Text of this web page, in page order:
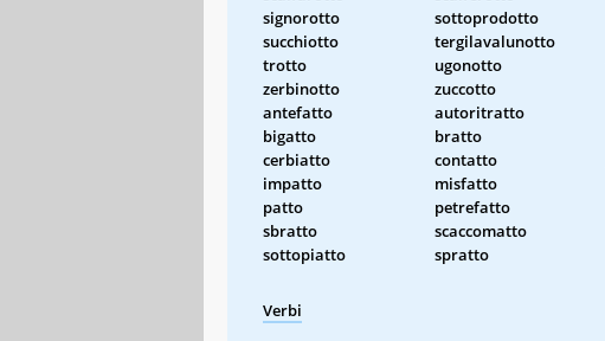
signorotto
sottoprodotto
succhiotto
tergilavalunotto
trotto
ugonotto
zerbinotto
zuccotto
antefatto
autoritratto
bigatto
bratto
cerbiatto
contatto
impatto
misfatto
patto
petrefatto
sbratto
scaccomatto
sottopiatto
spratto
Verbi